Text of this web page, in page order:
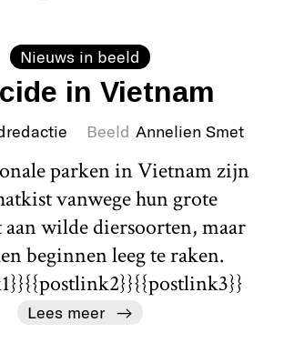
Nieuws in beeld
in Vietnam
Beeld Annelien Smet
parken in Vietnam zijn
vanwege hun grote
wilde diersoorten, maar
beginnen leeg te raken.
Lees meer